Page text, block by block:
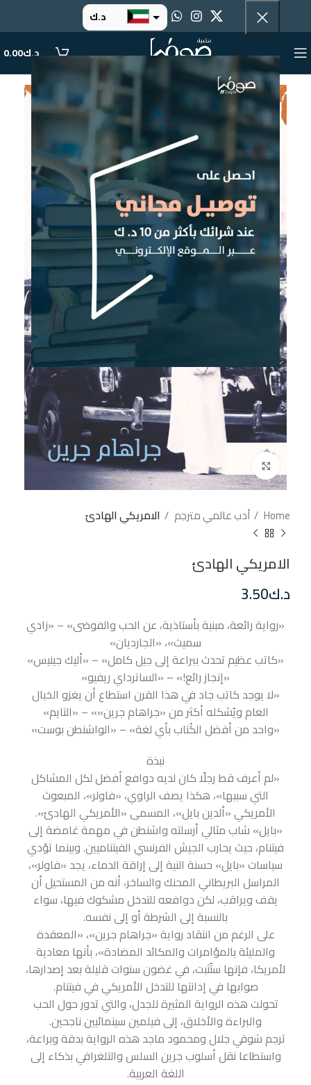
د.ك
ر.س
.د.ب
د.ك0.00
إضغط للتكبير
Home أدب عالمي مترجم الامريكي الهادئ
الامريكي الهادئ
د.ك3.50
«رواية رائعة، مبنية بأستاذية، عن الحب والفوضى» – «زادي
سميث»، «الجارديان»
«كاتب عظيم تحدث ببراعة إلى جيل كامل» – «أليك جينيس»
«إنجاز رائع!» – «الساترداي ريفيو»
«لا يوجد كاتب جاد في هذا القرن استطاع أن يغزو الخيال
العام ويُشكله أكثر من «جراهام جرين»» – «التايم»
«واحد من أفضل الكُتاب بأي لغة» – «الواشنطن بوست»
نبذة
«لم أعرف قط رجلًا كان لديه دوافع أفضل لكل المشاكل
التي سببها»، هكذا يصف الراوي، «فاولر»، المبعوث
الأمريكي «ألدين بايل»، المسمى «الأمريكي الهادئ».
«بايل» شاب مثالي أرسلته واشنطن في مهمة غامضة إلى
فيتنام، حيث يحارب الجيش الفرنسي الفيتناميين. وبينما تؤدي
سياسات «بايل» حسنة النية إلى إراقة الدماء، يجد «فاولر»،
المراسل البريطاني المحنك والساخر، أنه من المستحيل أن
يقف ويراقب، لكن دوافعه للتدخل مشكوك فيها، سواء
بالنسبة إلى الشرطة أو إلى نفسه.
على الرغم من انتقاد رواية «جراهام جرين»، «المعقدة
والمليئة بالمؤامرات والمكائد المضادة»، بأنها معادية
لأمريكا، فإنها ستُثبت، في غضون سنوات قليلة بعد إصدارها،
صوابها في إدانتها للتدخل الأمريكي في فيتنام.
تحولت هذه الرواية المثيرة للجدل، والتي تدور حول الحب
والبراءة والأخلاق، إلى فيلمين سينمائيين ناجحين.
ترجم شوقي جلال ومحمود ماجد هذه الرواية بدقة وبراعة،
واستطاعا نقل أسلوب جرين السلس والتلغرافي بذكاء إلى
اللغة العربية.